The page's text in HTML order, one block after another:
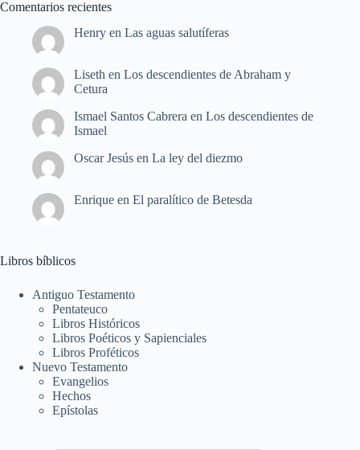
Comentarios recientes
Henry en Las aguas salutíferas
Liseth en Los descendientes de Abraham y
Cetura
Ismael Santos Cabrera en Los descendientes de
Ismael
Oscar Jesús en La ley del diezmo
Enrique en El paralítico de Betesda
Libros bíblicos
Antiguo Testamento
Pentateuco
Libros Históricos
Libros Poéticos y Sapienciales
Libros Proféticos
Nuevo Testamento
Evangelios
Hechos
Epístolas